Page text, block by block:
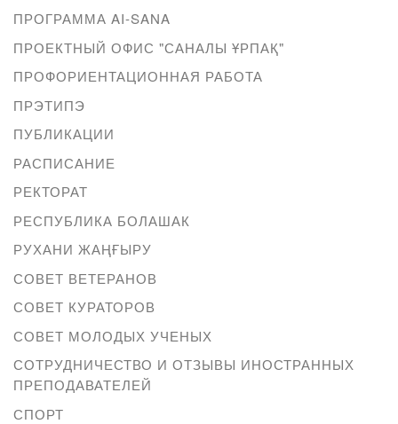
ПРОГРАММА AI-SANA
ПРОЕКТНЫЙ ОФИС "САНАЛЫ ҰРПАҚ"
ПРОФОРИЕНТАЦИОННАЯ РАБОТА
ПРЭТИПЭ
ПУБЛИКАЦИИ
РАСПИСАНИЕ
РЕКТОРАТ
РЕСПУБЛИКА БОЛАШАК
РУХАНИ ЖАҢҒЫРУ
СОВЕТ ВЕТЕРАНОВ
СОВЕТ КУРАТОРОВ
СОВЕТ МОЛОДЫХ УЧЕНЫХ
СОТРУДНИЧЕСТВО И ОТЗЫВЫ ИНОСТРАННЫХ
ПРЕПОДАВАТЕЛЕЙ
СПОРТ